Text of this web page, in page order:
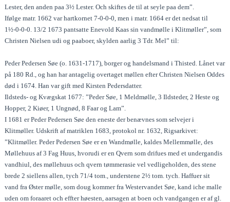
Lester, den anden paa 3½ Lester. Och skiftes de til at seyle paa dem”.
Ifølge matr. 1662 var hartkornet 7-0-0-0, men i matr. 1664 er det nedsat til
1½-0-0-0. 13/2 1673 pantsatte Enevold Kaas sin vandmølle i Klitmøller”, som
Christen Nielsen udi og paaboer, skylden aarlig 3 Tdr. Mel” til:
Peder Pedersen Søe (o. 1631-1717), borger og handelsmand i Thisted. Lånet var
på 180 Rd., og han har antagelig overtaget møllen efter Christen Nielsen Oddes
død i 1674. Han var gift med Kirsten Pedersdatter.
Ildsteds- og Kvægskat 1677: ”Peder Søe, 1 Meldmølle, 3 Ildsteder, 2 Heste og
Hopper, 2 Kiøer, 1 Ungnød, 8 Faar og Lam”.
I 1681 er Peder Pedersen Søe den eneste der benævnes som selvejer i
Klitmøller. Udskrift af matriklen 1683, protokol nr. 1632, Rigsarkivet:
”Klitmøller. Peder Pedersen Søe er en Wandmølle, kaldes Mellemmølle, des
Møllehuus af 3 Fag Huus, hvorudi er en Qvern som drifues med et undergandis
vandhiul, des møllehuus och qvern tømmerasie vel vedligeholden, des stene
brede 2 siellens allen, tych 71/4 tom., understene 2½ tom. tych. Haffuer sit
vand fra Øster mølle, som doug kommer fra Westervandet Søe, kand iche malle
uden om foraaret och effter høesten, aarsagen at boen och vandgangen er af gl.